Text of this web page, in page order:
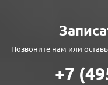
Позвоните нам или
+7